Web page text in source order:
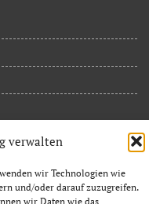
verwalten
wir Technologien wie
und/oder darauf zuzugreifen.
wir Daten wie das